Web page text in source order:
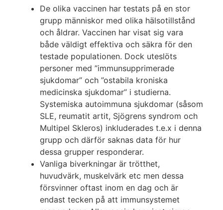
De olika vaccinen har testats på en stor
grupp människor med olika hälsotillstånd
och åldrar. Vaccinen har visat sig vara
både väldigt effektiva och säkra för den
testade populationen. Dock uteslöts
personer med ”immunsupprimerade
sjukdomar” och ”ostabila kroniska
medicinska sjukdomar” i studierna.
Systemiska autoimmuna sjukdomar (såsom
SLE, reumatit artit, Sjögrens syndrom och
Multipel Skleros) inkluderades t.e.x i denna
grupp och därför saknas data för hur
dessa grupper responderar.
Vanliga biverkningar är trötthet,
huvudvärk, muskelvärk etc men dessa
försvinner oftast inom en dag och är
endast tecken på att immunsystemet